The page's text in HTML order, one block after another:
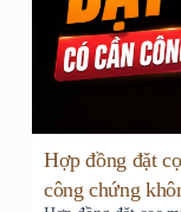
Hợp đồng đặt
công chứng